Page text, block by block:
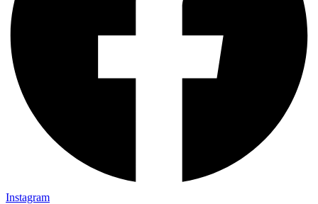
Instagram